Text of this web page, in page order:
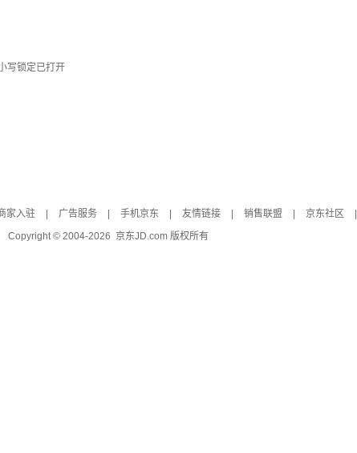
写锁定已打开
家入驻 广告服务 手机京东 友情链接 销售联盟 京东社区
Copyright © 2004-2026 京东JD.com 版权所有